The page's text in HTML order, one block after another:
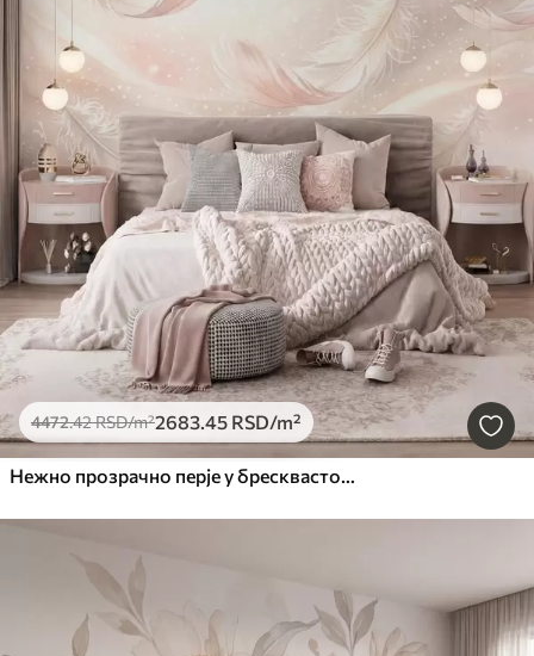
4472.42RSD/m²2683.45 RSD/m²
Нежно прозрачно перје у бресквасто-ружичастој измаглици са сјајем